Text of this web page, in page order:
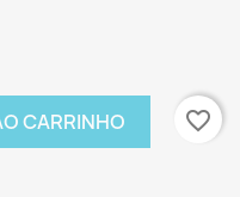
CARRINHO favorite_border